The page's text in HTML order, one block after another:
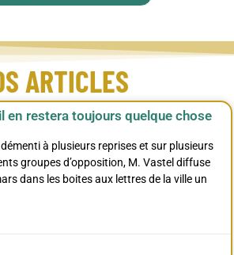
ARTICLES
en restera toujours quelque chose
à plusieurs reprises et sur plusieurs
groupes d’opposition, M. Vastel diffuse
dans les boites aux lettres de la ville un